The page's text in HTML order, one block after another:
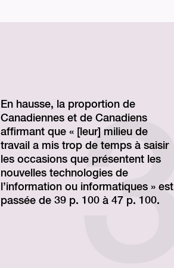
En hausse, la proportion de
Canadiennes et de Canadiens
affirmant que « [leur] milieu de
travail a mis trop de temps à saisir
les occasions que présentent les
nouvelles technologies de
l’information ou informatiques » est
passée de 39 p. 100 à 47 p. 100.